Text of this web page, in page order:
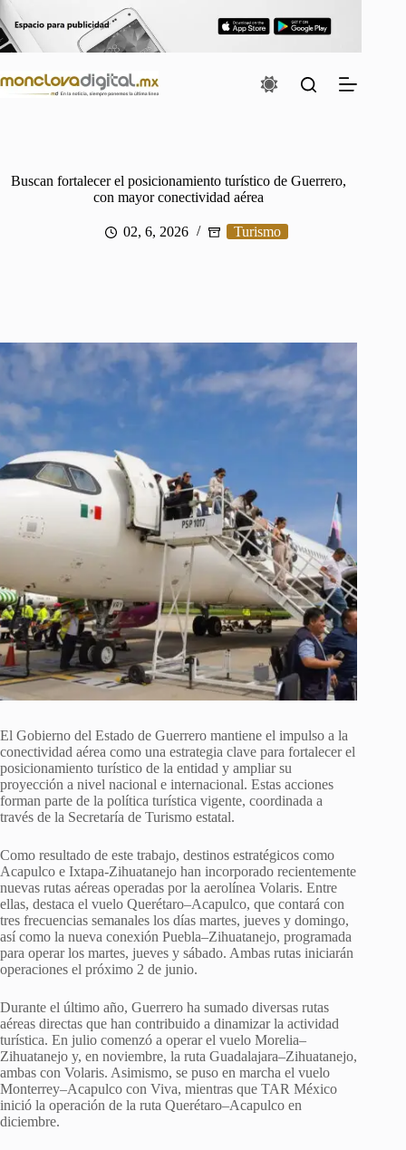
al
contenido
Buscan fortalecer el posicionamiento turístico de Guerrero,
con mayor conectividad aérea
02, 6, 2026 Turismo
El Gobierno del Estado de Guerrero mantiene el impulso a la
conectividad aérea como una estrategia clave para fortalecer el
posicionamiento turístico de la entidad y ampliar su
proyección a nivel nacional e internacional. Estas acciones
forman parte de la política turística vigente, coordinada a
través de la Secretaría de Turismo estatal.
Como resultado de este trabajo, destinos estratégicos como
Acapulco e Ixtapa-Zihuatanejo han incorporado recientemente
nuevas rutas aéreas operadas por la aerolínea Volaris. Entre
ellas, destaca el vuelo Querétaro–Acapulco, que contará con
tres frecuencias semanales los días martes, jueves y domingo,
así como la nueva conexión Puebla–Zihuatanejo, programada
para operar los martes, jueves y sábado. Ambas rutas iniciarán
operaciones el próximo 2 de junio.
Durante el último año, Guerrero ha sumado diversas rutas
aéreas directas que han contribuido a dinamizar la actividad
turística. En julio comenzó a operar el vuelo Morelia–
Zihuatanejo y, en noviembre, la ruta Guadalajara–Zihuatanejo,
ambas con Volaris. Asimismo, se puso en marcha el vuelo
Monterrey–Acapulco con Viva, mientras que TAR México
inició la operación de la ruta Querétaro–Acapulco en
diciembre.